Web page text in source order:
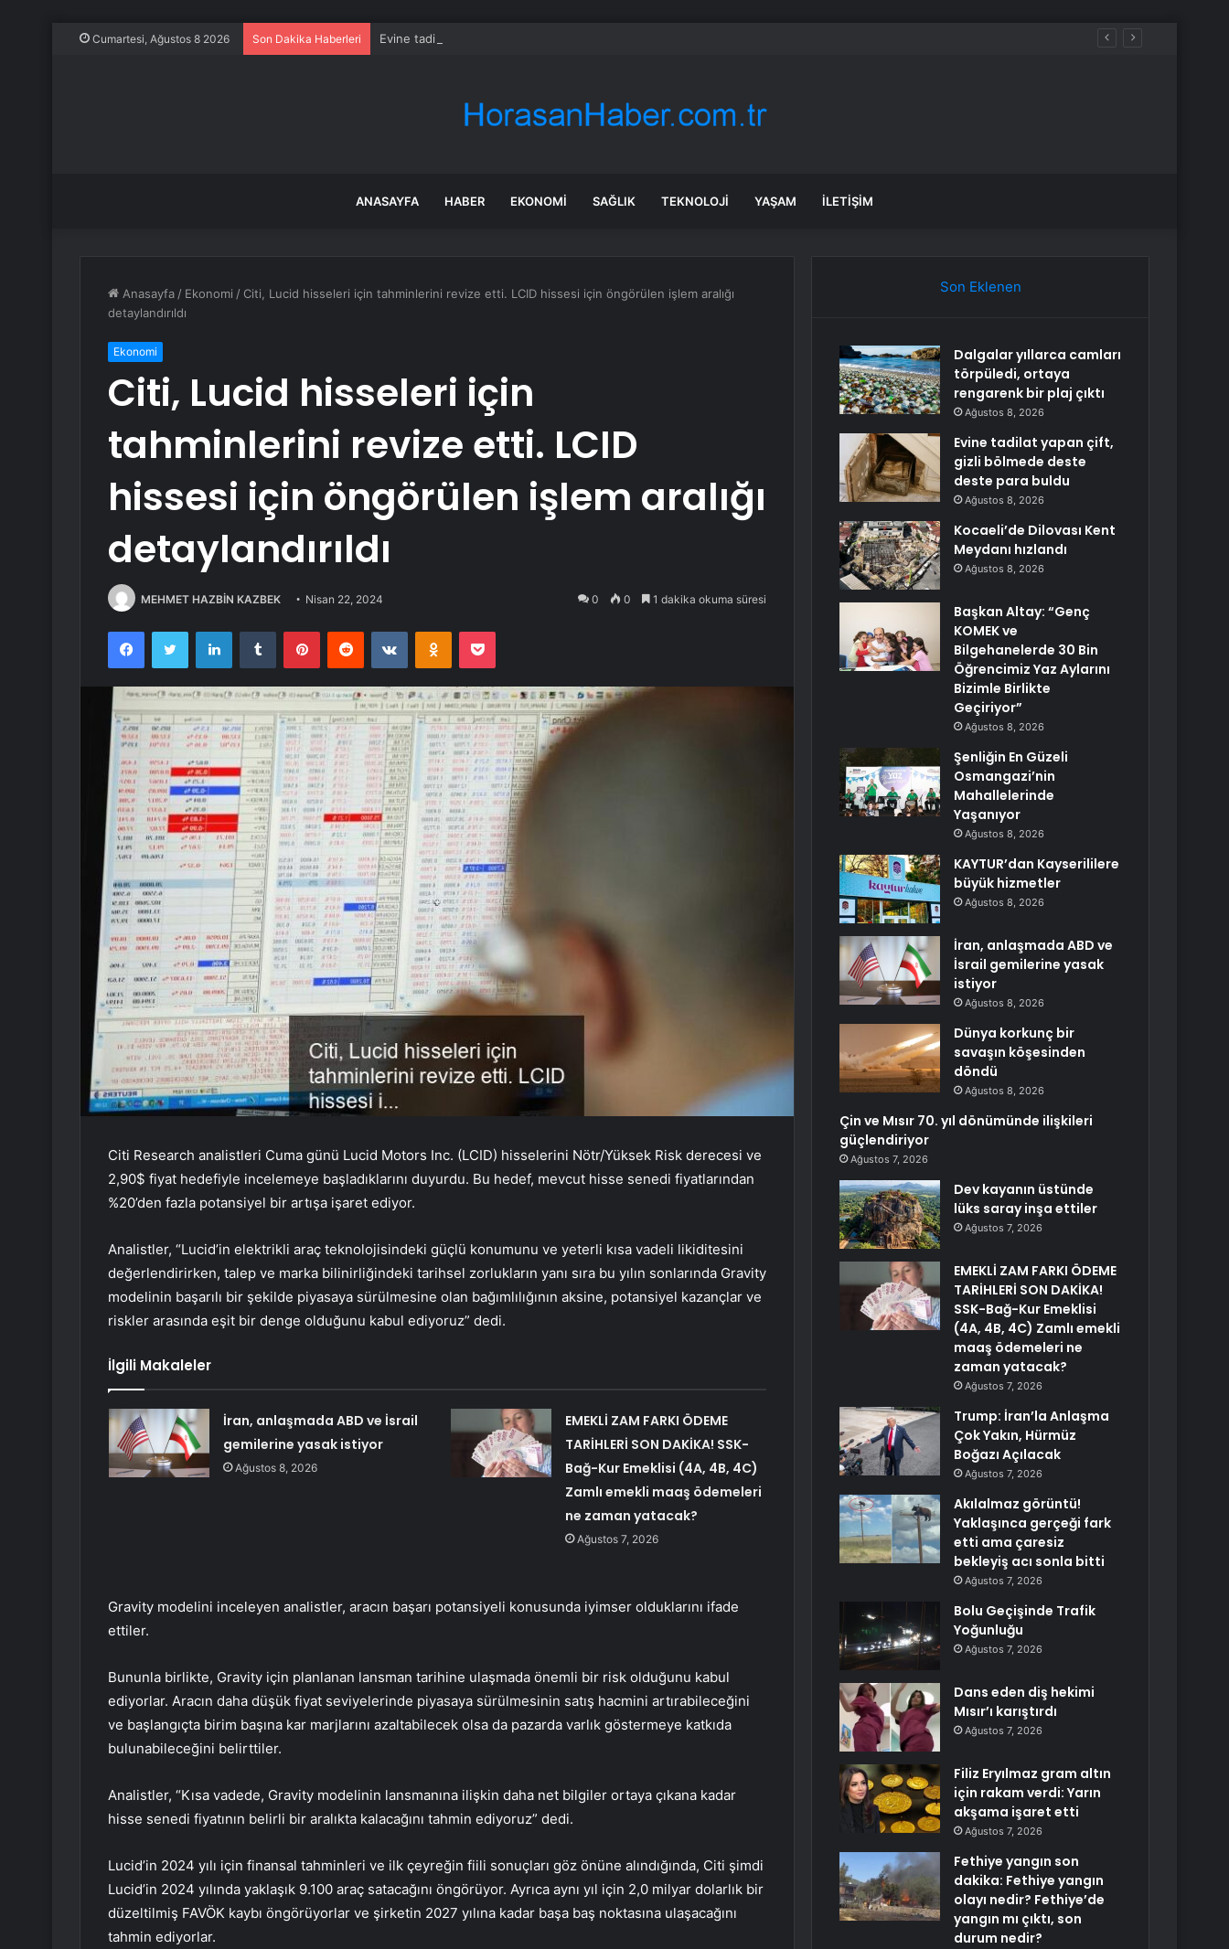
Cumartesi, Ağustos 8 2026 Son Dakika Haberleri Evine tadilat yapan çift, gizli bölmede deste deste para buldu
ANASAYFA HABER EKONOMI SAĞLIK TEKNOLOJI YAŞAM İLETIŞIM
Anasayfa / Ekonomi / Citi, Lucid hisseleri için tahminlerini revize etti. LCID hissesi için öngörülen işlem aralığı
detaylandırıldı
Ekonomi
Citi, Lucid hisseleri için
tahminlerini revize etti. LCID
hissesi için öngörülen işlem aralığı
detaylandırıldı
MEHMET HAZBİN KAZBEK Nisan 22, 2024 0 0 1 dakika okuma süresi
FacebookTwitter LinkedInTumblr PinterestReddit VKontakteOdnoklassniki
Pocket
Citi Research analistleri Cuma günü Lucid Motors Inc. (LCID) hisselerini Nötr/Yüksek Risk derecesi ve
2,90$ fiyat hedefiyle incelemeye başladıklarını duyurdu. Bu hedef, mevcut hisse senedi fiyatlarından
%20’den fazla potansiyel bir artışa işaret ediyor.
Analistler, “Lucid’in elektrikli araç teknolojisindeki güçlü konumunu ve yeterli kısa vadeli likiditesini
değerlendirirken, talep ve marka bilinirliğindeki tarihsel zorlukların yanı sıra bu yılın sonlarında Gravity
modelinin başarılı bir şekilde piyasaya sürülmesine olan bağımlılığının aksine, potansiyel kazançlar ve
riskler arasında eşit bir denge olduğunu kabul ediyoruz” dedi.
İlgili Makaleler
İran, anlaşmada ABD ve İsrail
gemilerine yasak istiyor
Ağustos 8, 2026
EMEKLİ ZAM FARKI ÖDEME
TARİHLERİ SON DAKİKA! SSK-
Bağ-Kur Emeklisi (4A, 4B, 4C)
Zamlı emekli maaş ödemeleri
ne zaman yatacak?
Ağustos 7, 2026
Gravity modelini inceleyen analistler, aracın başarı potansiyeli konusunda iyimser olduklarını ifade
ettiler.
Bununla birlikte, Gravity için planlanan lansman tarihine ulaşmada önemli bir risk olduğunu kabul
ediyorlar. Aracın daha düşük fiyat seviyelerinde piyasaya sürülmesinin satış hacmini artırabileceğini
ve başlangıçta birim başına kar marjlarını azaltabilecek olsa da pazarda varlık göstermeye katkıda
bulunabileceğini belirttiler.
Analistler, “Kısa vadede, Gravity modelinin lansmanına ilişkin daha net bilgiler ortaya çıkana kadar
hisse senedi fiyatının belirli bir aralıkta kalacağını tahmin ediyoruz” dedi.
Lucid’in 2024 yılı için finansal tahminleri ve ilk çeyreğin fiili sonuçları göz önüne alındığında, Citi şimdi
Lucid’in 2024 yılında yaklaşık 9.100 araç satacağını öngörüyor. Ayrıca aynı yıl için 2,0 milyar dolarlık bir
düzeltilmiş FAVÖK kaybı öngörüyorlar ve şirketin 2027 yılına kadar başa baş noktasına ulaşacağını
tahmin ediyorlar.
Son Eklenen
Dalgalar yıllarca camları
törpüledi, ortaya
rengarenk bir plaj çıktı
Ağustos 8, 2026
Evine tadilat yapan çift,
gizli bölmede deste
deste para buldu
Ağustos 8, 2026
Kocaeli’de Dilovası Kent
Meydanı hızlandı
Ağustos 8, 2026
Başkan Altay: “Genç
KOMEK ve
Bilgehanelerde 30 Bin
Öğrencimiz Yaz Aylarını
Bizimle Birlikte
Geçiriyor”
Ağustos 8, 2026
Şenliğin En Güzeli
Osmangazi’nin
Mahallelerinde
Yaşanıyor
Ağustos 8, 2026
KAYTUR’dan Kayserililere
büyük hizmetler
Ağustos 8, 2026
İran, anlaşmada ABD ve
İsrail gemilerine yasak
istiyor
Ağustos 8, 2026
Dünya korkunç bir
savaşın köşesinden
döndü
Ağustos 8, 2026
Çin ve Mısır 70. yıl dönümünde ilişkileri
güçlendiriyor
Ağustos 7, 2026
Dev kayanın üstünde
lüks saray inşa ettiler
Ağustos 7, 2026
EMEKLİ ZAM FARKI ÖDEME
TARİHLERİ SON DAKİKA!
SSK-Bağ-Kur Emeklisi
(4A, 4B, 4C) Zamlı emekli
maaş ödemeleri ne
zaman yatacak?
Ağustos 7, 2026
Trump: İran’la Anlaşma
Çok Yakın, Hürmüz
Boğazı Açılacak
Ağustos 7, 2026
Akılalmaz görüntü!
Yaklaşınca gerçeği fark
etti ama çaresiz
bekleyiş acı sonla bitti
Ağustos 7, 2026
Bolu Geçişinde Trafik
Yoğunluğu
Ağustos 7, 2026
Dans eden diş hekimi
Mısır’ı karıştırdı
Ağustos 7, 2026
Filiz Eryılmaz gram altın
için rakam verdi: Yarın
akşama işaret etti
Ağustos 7, 2026
Fethiye yangın son
dakika: Fethiye yangın
olayı nedir? Fethiye’de
yangın mı çıktı, son
durum nedir?